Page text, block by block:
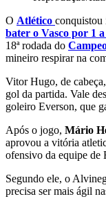
O Atlético conquistou
bater o Vasco por 1
18ª rodada do
mineiro respirar na
Vitor Hugo, de
gol da partida. Vale
goleiro Everson, que
Após o jogo, Mário
aprovou a vitória
ofensivo da equipe de
Segundo ele, o
precisa ser mais ágil